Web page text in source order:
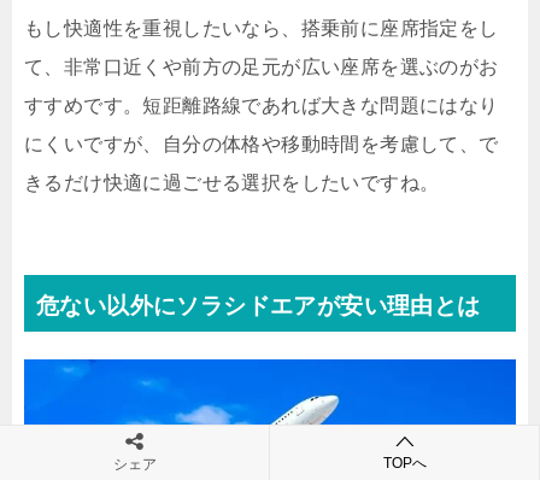
もし快適性を重視したいなら、搭乗前に座席指定をし
て、非常口近くや前方の足元が広い座席を選ぶのがお
すすめです。短距離路線であれば大きな問題にはなり
にくいですが、自分の体格や移動時間を考慮して、で
きるだけ快適に過ごせる選択をしたいですね。
危ない以外にソラシドエアが安い理由とは
シェア TOPへ